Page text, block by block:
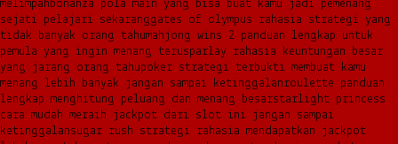
melimpah bonanza pola main yang bisa buat kamu jadi pemenang
sejati pelajari sekaranggates of olympus rahasia strategi yang
tidak banyak orang tahumahjong wins 2 panduan lengkap untuk
pemula yang ingin menang terusparlay rahasia keuntungan besar
yang jarang orang tahupoker strategi terbukti membuat kamu
menang lebih banyak jangan sampai ketinggalanroulette panduan
lengkap menghitung peluang dan menang besarstarlight princess
cara mudah meraih jackpot dari slot ini jangan sampai
ketinggalansugar rush strategi rahasia mendapatkan jackpot